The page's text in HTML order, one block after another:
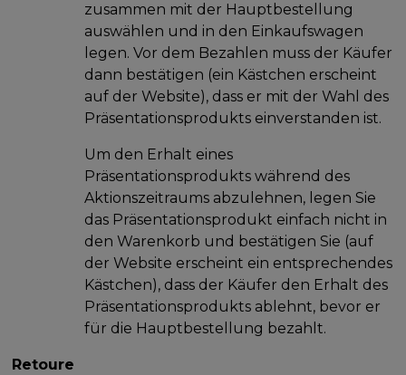
zusammen mit der Hauptbestellung
auswählen und in den Einkaufswagen
legen. Vor dem Bezahlen muss der Käufer
dann bestätigen (ein Kästchen erscheint
auf der Website), dass er mit der Wahl des
Präsentationsprodukts einverstanden ist.
Um den Erhalt eines
Präsentationsprodukts während des
Aktionszeitraums abzulehnen, legen Sie
das Präsentationsprodukt einfach nicht in
den Warenkorb und bestätigen Sie (auf
der Website erscheint ein entsprechendes
Kästchen), dass der Käufer den Erhalt des
Präsentationsprodukts ablehnt, bevor er
für die Hauptbestellung bezahlt.
Retoure